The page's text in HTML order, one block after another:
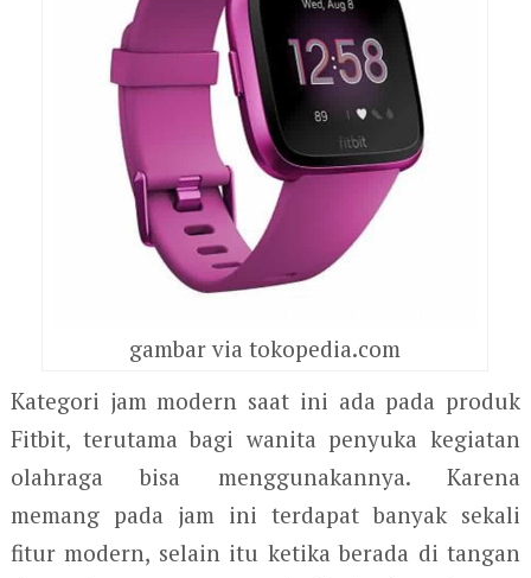
gambar via tokopedia.com
Kategori jam modern saat ini ada pada produk
Fitbit, terutama bagi wanita penyuka kegiatan
olahraga bisa menggunakannya. Karena
memang pada jam ini terdapat banyak sekali
fitur modern, selain itu ketika berada di tangan